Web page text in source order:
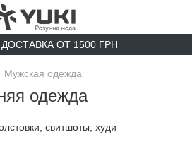
ОТ 1500 ГРН
Мужская одежда
одежда
свитшоты, худи